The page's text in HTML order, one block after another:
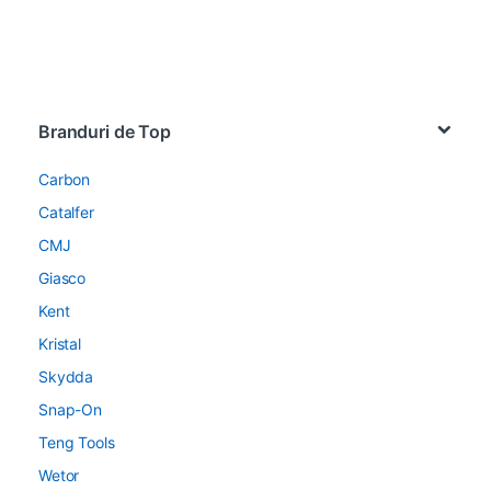
Branduri de Top
Carbon
Catalfer
CMJ
Giasco
Kent
Kristal
Skydda
Snap-On
Teng Tools
Wetor